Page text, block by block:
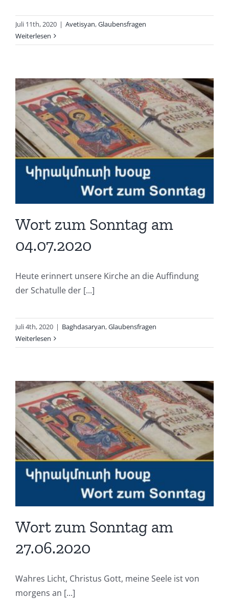
Juli 11th, 2020 | Avetisyan,Glaubensfragen
Weiterlesen
Wort zum Sonntag am
04.07.2020
Heute erinnert unsere Kirche an die Auffindung
der Schatulle der [...]
Juli 4th, 2020 | Baghdasaryan,Glaubensfragen
Weiterlesen
Wort zum Sonntag am
27.06.2020
Wahres Licht, Christus Gott, meine Seele ist von
morgens an [...]